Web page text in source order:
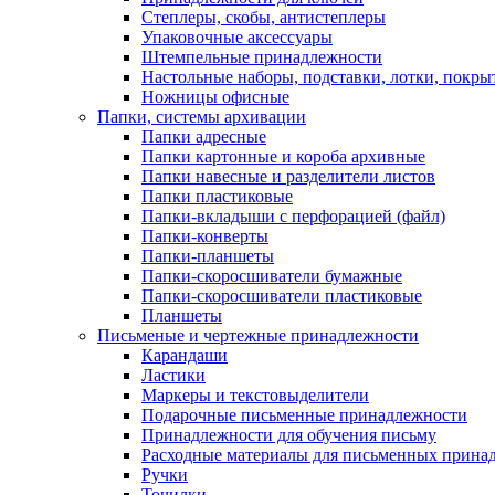
Степлеры, скобы, антистеплеры
Упаковочные аксессуары
Штемпельные принадлежности
Настольные наборы, подставки, лотки,
Ножницы офисные
Папки, системы архивации
Папки адресные
Папки картонные и короба архивные
Папки навесные и разделители листов
Папки пластиковые
Папки-вкладыши с перфорацией (файл)
Папки-конверты
Папки-планшеты
Папки-скоросшиватели бумажные
Папки-скоросшиватели пластиковые
Планшеты
Письменые и чертежные принадлежности
Карандаши
Ластики
Маркеры и текстовыделители
Подарочные письменные принадлежности
Принадлежности для обучения письму
Расходные материалы для письменных
Ручки